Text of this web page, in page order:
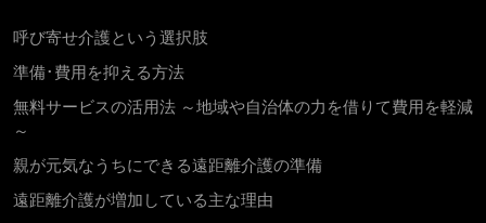
呼び寄せ介護という選択肢
準備･費用を抑える方法
無料サービスの活用法 ～地域や自治体の力を借りて費用を軽減
～
親が元気なうちにできる遠距離介護の準備
遠距離介護が増加している主な理由